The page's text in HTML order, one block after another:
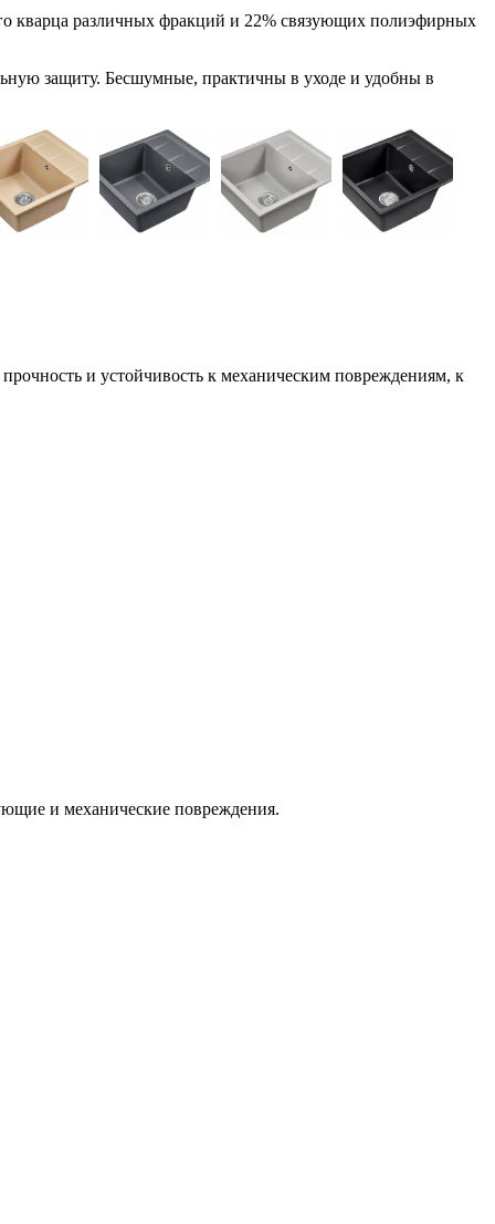
кварца различных фракций и 22% связующих полиэфирных
защиту. Бесшумные, практичны в уходе и удобны в
и устойчивость к механическим повреждениям, к
и механические повреждения.